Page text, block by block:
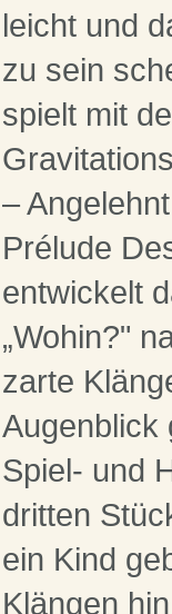
leicht und
zu sein
spielt mit
–
Prélude
entwickelt
„Wohin?"
zarte
Augenblick
Spiel- und
dritten
ein Kind
Klängen